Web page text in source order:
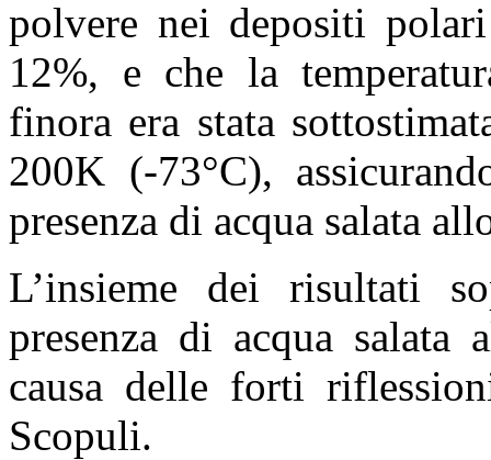
polvere nei depositi
12%, e che la
finora era stata
200K (-73°C),
presenza di acqua salata
L’insieme dei risultati
presenza di acqua salata
causa delle forti
Scopuli.